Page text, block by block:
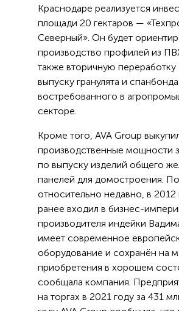
Краснодаре реализуется
площади 20 гектаров —
Северный». Он будет
производство профилей из
также вторичную
выпуску гранулята и спанбонда,
востребованного в
секторе.
Кроме того, AVA Group
производственные мощности
по выпуску изделий общего
панелей для домостроения.
относительно недавно, в 2012
ранее входил в бизнес-
производителя индейки
имеет современное
оборудование и сохранён на
приобретения в хорошем
сообщала компания.
на торгах в 2021 году за 431